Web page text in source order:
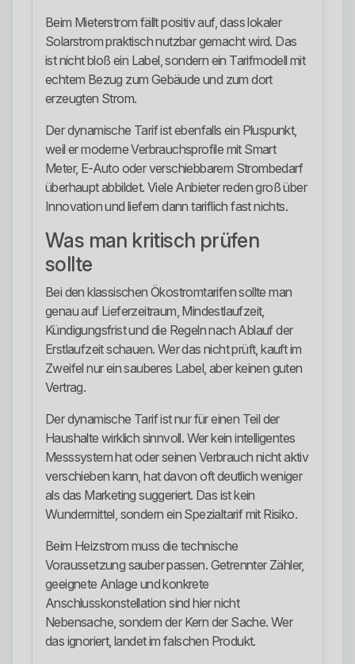
Beim Mieterstrom fällt positiv auf, dass lokaler
Solarstrom praktisch nutzbar gemacht wird. Das
ist nicht bloß ein Label, sondern ein Tarifmodell mit
echtem Bezug zum Gebäude und zum dort
erzeugten Strom.
Der dynamische Tarif ist ebenfalls ein Pluspunkt,
weil er moderne Verbrauchsprofile mit Smart
Meter, E-Auto oder verschiebbarem Strombedarf
überhaupt abbildet. Viele Anbieter reden groß über
Innovation und liefern dann tariflich fast nichts.
Was man kritisch prüfen
sollte
Bei den klassischen Ökostromtarifen sollte man
genau auf Lieferzeitraum, Mindestlaufzeit,
Kündigungsfrist und die Regeln nach Ablauf der
Erstlaufzeit schauen. Wer das nicht prüft, kauft im
Zweifel nur ein sauberes Label, aber keinen guten
Vertrag.
Der dynamische Tarif ist nur für einen Teil der
Haushalte wirklich sinnvoll. Wer kein intelligentes
Messsystem hat oder seinen Verbrauch nicht aktiv
verschieben kann, hat davon oft deutlich weniger
als das Marketing suggeriert. Das ist kein
Wundermittel, sondern ein Spezialtarif mit Risiko.
Beim Heizstrom muss die technische
Voraussetzung sauber passen. Getrennter Zähler,
geeignete Anlage und konkrete
Anschlusskonstellation sind hier nicht
Nebensache, sondern der Kern der Sache. Wer
das ignoriert, landet im falschen Produkt.